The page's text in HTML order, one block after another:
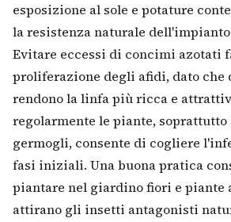
esposizione al sole e potature
la resistenza naturale
Evitare eccessi di concimi azotati
proliferazione degli afidi, dato che
rendono la linfa più ricca e
regolarmente le piante,
germogli, consente di cogliere
fasi iniziali. Una buona pratica
piantare nel giardino fiori e piante
attirano gli insetti antagonisti